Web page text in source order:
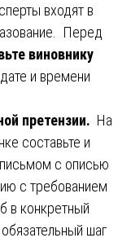
входят в
Перед
виновнику
и времени
претензии. На
составьте и
с описью
с требованием
в конкретный
шаг